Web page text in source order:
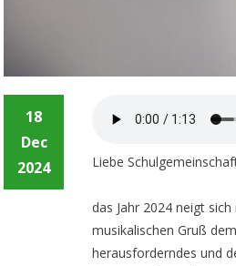
18
Dec
2024
Liebe
das Jahr 2024 neigt
musikalischen Gruß
herausforderndes und